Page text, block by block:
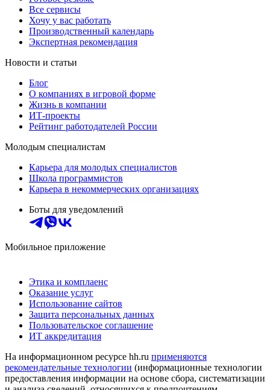
Все сервисы
Хочу у вас работать
Производственный календарь
Экспертная рекомендация
Новости и статьи
Блог
О компаниях в игровой форме
Жизнь в компании
ИТ-проекты
Рейтинг работодателей России
Молодым специалистам
Карьера для молодых специалистов
Школа программистов
Карьера в некоммерческих организациях
Боты для уведомлений
Мобильное приложение
Этика и комплаенс
Оказание услуг
Использование сайтов
Защита персональных данных
Пользовательское соглашение
ИТ аккредитация
На информационном ресурсе hh.ru применяются
рекомендательные технологии (информационные технологии
предоставления информации на основе сбора, систематизации